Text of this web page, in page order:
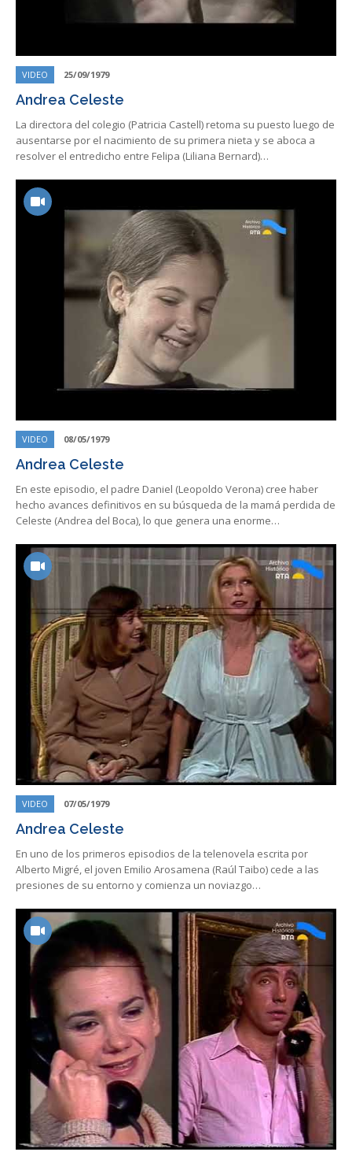
VIDEO 25/09/1979
Andrea Celeste
La directora del colegio (Patricia Castell) retoma su puesto luego de
ausentarse por el nacimiento de su primera nieta y se aboca a
resolver el entredicho entre Felipa (Liliana Bernard)…
VIDEO 08/05/1979
Andrea Celeste
En este episodio, el padre Daniel (Leopoldo Verona) cree haber
hecho avances definitivos en su búsqueda de la mamá perdida de
Celeste (Andrea del Boca), lo que genera una enorme…
VIDEO 07/05/1979
Andrea Celeste
En uno de los primeros episodios de la telenovela escrita por
Alberto Migré, el joven Emilio Arosamena (Raúl Taibo) cede a las
presiones de su entorno y comienza un noviazgo…